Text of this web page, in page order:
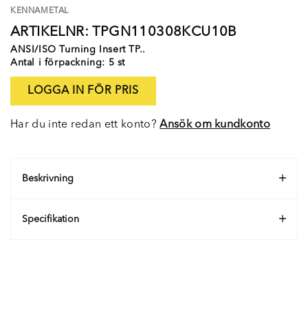
KENNAMETAL
ARTIKELNR: TPGN110308KCU10B
ANSI/ISO Turning Insert TP..
Antal i förpackning: 5 st
LOGGA IN FÖR PRIS
Har du inte redan ett konto?Ansök om kundkonto
Beskrivning
Specifikation